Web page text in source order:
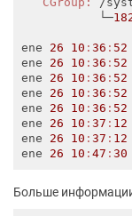
           └─
ene 26 10 :36 : 52
ene 26 10 :36 : 52
ene 26 10 :36 : 52
ene 26 10 :36 : 52
ene 26 10 :36 : 52
ene 26 10 :37 : 12
ene 26 10 :37 : 12
ene 26 10 :47 :30
Больше